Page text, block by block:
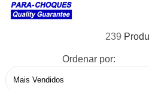
239
Ordenar por: